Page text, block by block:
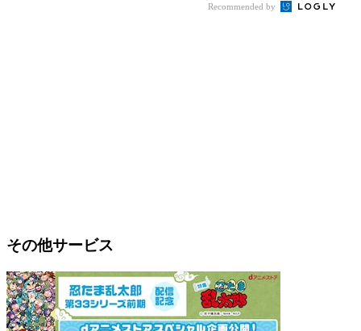
Recommended by
その他サービス